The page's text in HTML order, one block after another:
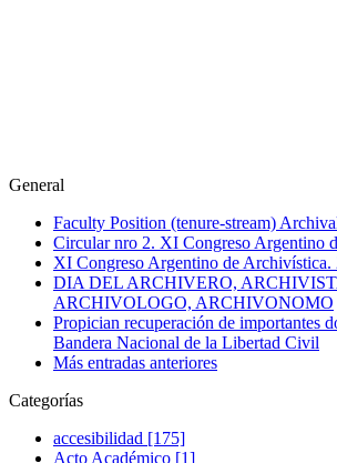
General
Faculty Position (tenure-stream)
Circular nro 2. XI Congreso Argentino
XI Congreso Argentino de Archivística.
DIA DEL ARCHIVERO,
ARCHIVOLOGO, ARCHIVONOMO
Propician recuperación de importantes
Bandera Nacional de la Libertad Civil
Más entradas anteriores
Categorías
accesibilidad [175]
Acto Académico [1]